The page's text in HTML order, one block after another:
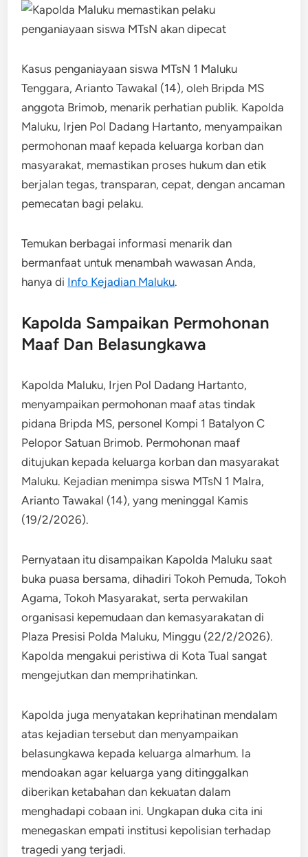
Kasus penganiayaan siswa MTsN 1 Maluku
Tenggara, Arianto Tawakal (14), oleh Bripda MS
anggota Brimob, menarik perhatian publik. Kapolda
Maluku, Irjen Pol Dadang Hartanto, menyampaikan
permohonan maaf kepada keluarga korban dan
masyarakat, memastikan proses hukum dan etik
berjalan tegas, transparan, cepat, dengan ancaman
pemecatan bagi pelaku.
Temukan berbagai informasi menarik dan
bermanfaat untuk menambah wawasan Anda,
hanya di Info Kejadian Maluku.
Kapolda Sampaikan Permohonan
Maaf Dan Belasungkawa
Kapolda Maluku, Irjen Pol Dadang Hartanto,
menyampaikan permohonan maaf atas tindak
pidana Bripda MS, personel Kompi 1 Batalyon C
Pelopor Satuan Brimob. Permohonan maaf
ditujukan kepada keluarga korban dan masyarakat
Maluku. Kejadian menimpa siswa MTsN 1 Malra,
Arianto Tawakal (14), yang meninggal Kamis
(19/2/2026).
Pernyataan itu disampaikan Kapolda Maluku saat
buka puasa bersama, dihadiri Tokoh Pemuda, Tokoh
Agama, Tokoh Masyarakat, serta perwakilan
organisasi kepemudaan dan kemasyarakatan di
Plaza Presisi Polda Maluku, Minggu (22/2/2026).
Kapolda mengakui peristiwa di Kota Tual sangat
mengejutkan dan memprihatinkan.
Kapolda juga menyatakan keprihatinan mendalam
atas kejadian tersebut dan menyampaikan
belasungkawa kepada keluarga almarhum. Ia
mendoakan agar keluarga yang ditinggalkan
diberikan ketabahan dan kekuatan dalam
menghadapi cobaan ini. Ungkapan duka cita ini
menegaskan empati institusi kepolisian terhadap
tragedi yang terjadi.